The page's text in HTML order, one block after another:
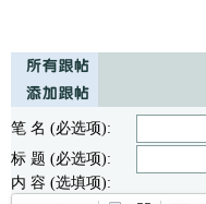
笔 名 (必选项):
标 题 (必选项):
内 容 (选填项):